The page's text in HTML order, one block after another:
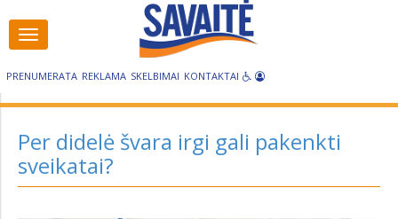
PRENUMERATA REKLAMA SKELBIMAI KONTAKTAI
Visos
kategorijos
Per didelė švara irgi gali pakenkti
sveikatai?
Visos
kategorijos